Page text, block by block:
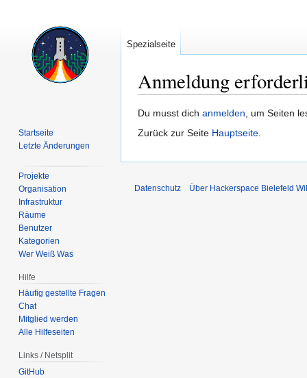
Anmeldung
Zur
Navigation
Zur
Suche
Du musst dich anmelden, um Seiten
Zurück zur Seite Hauptseite.
Spezialseite
Startseite
Letzte Änderungen
Projekte
Organisation
Infrastruktur
Räume
Benutzer
Kategorien
Wer Weiß Was
Hilfe
Häufig gestellte Fragen
Chat
Mitglied werden
Alle Hilfeseiten
Links / Netsplit
GitHub
Datenschutz Über Hackerspace Bielefeld